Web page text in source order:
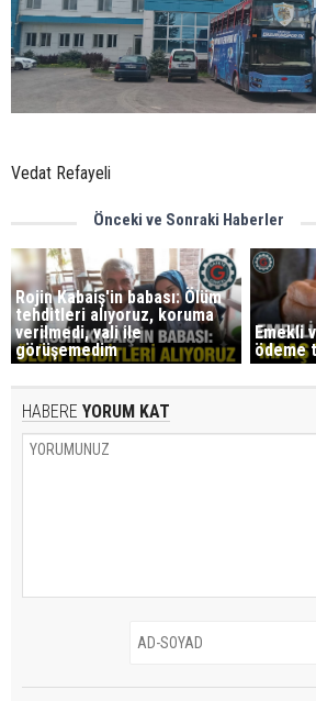
Vedat Refayeli
Önceki ve Sonraki Haberler
Rojin Kabaiş'in babası: Ölüm
tehditleri alıyoruz, koruma
verilmedi, vali ile
görüşemedim
Emekli
ödeme
HABERE YORUM KAT